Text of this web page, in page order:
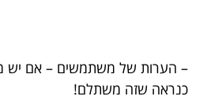
– הערות של משתמשים – אם יש
כנראה שזה משתלם!